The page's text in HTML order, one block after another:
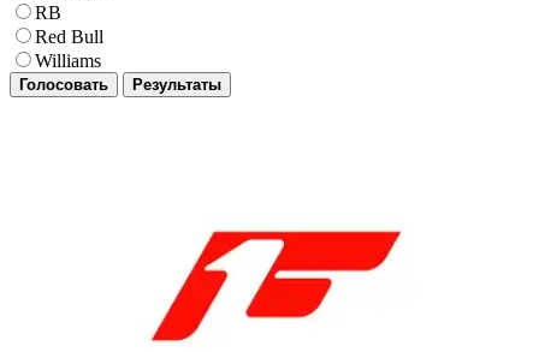
RB
Red Bull
Williams
Голосовать Результаты